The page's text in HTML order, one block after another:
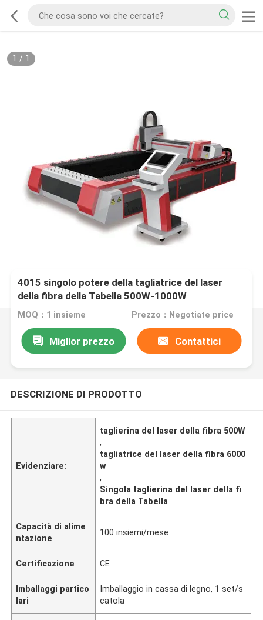
1 / 1
4015 singolo potere della tagliatrice del laser
della fibra della Tabella 500W-1000W
MOQ：1 insieme Prezzo：Negotiate price
Miglior prezzo Contattici
DESCRIZIONE DI PRODOTTO
Evidenziare:
taglierina del laser della fibra 500W
,
tagliatrice del laser della fibra 6000
w
,
Singola taglierina del laser della fi
bra della Tabella
Capacità di alime
ntazione
100 insiemi/mese
Certificazione CE
Imballaggi partico
lari
Imballaggio in cassa di legno, 1 set/s
catola